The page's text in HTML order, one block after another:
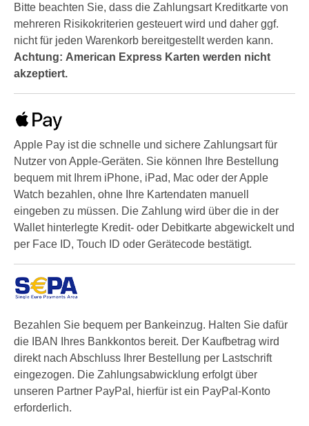
Bitte beachten Sie, dass die Zahlungsart Kreditkarte von
mehreren Risikokriterien gesteuert wird und daher ggf.
nicht für jeden Warenkorb bereitgestellt werden kann.
Achtung: American Express Karten werden nicht
akzeptiert.
Apple Pay ist die schnelle und sichere Zahlungsart für
Nutzer von Apple-Geräten. Sie können Ihre Bestellung
bequem mit Ihrem iPhone, iPad, Mac oder der Apple
Watch bezahlen, ohne Ihre Kartendaten manuell
eingeben zu müssen. Die Zahlung wird über die in der
Wallet hinterlegte Kredit- oder Debitkarte abgewickelt und
per Face ID, Touch ID oder Gerätecode bestätigt.
Bezahlen Sie bequem per Bankeinzug. Halten Sie dafür
die IBAN Ihres Bankkontos bereit. Der Kaufbetrag wird
direkt nach Abschluss Ihrer Bestellung per Lastschrift
eingezogen. Die Zahlungsabwicklung erfolgt über
unseren Partner PayPal, hierfür ist ein PayPal-Konto
erforderlich.